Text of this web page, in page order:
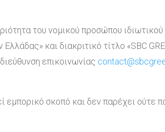
του νομικού προσώπου ιδιωτικού
και διακριτικό τίτλο «SBC
επικοινωνίας
εμπορικό σκοπό και δεν παρέχει ούτε